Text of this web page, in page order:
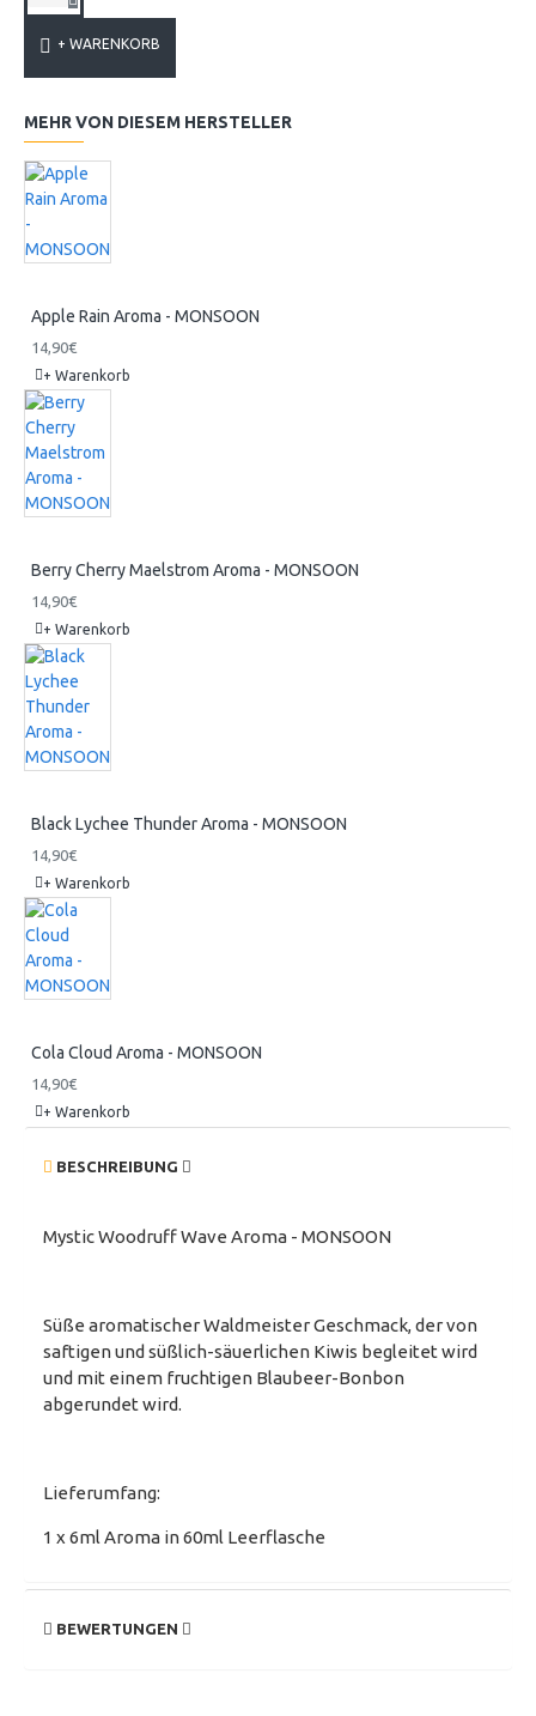
+ WARENKORB
MEHR VON DIESEM HERSTELLER
Apple Rain Aroma - MONSOON
14,90€
+ Warenkorb
Berry Cherry Maelstrom Aroma - MONSOON
14,90€
+ Warenkorb
Black Lychee Thunder Aroma - MONSOON
14,90€
+ Warenkorb
Cola Cloud Aroma - MONSOON
14,90€
+ Warenkorb
BESCHREIBUNG
Mystic Woodruff Wave Aroma - MONSOON
Süße aromatischer Waldmeister Geschmack, der von
saftigen und süßlich-säuerlichen Kiwis begleitet wird
und mit einem fruchtigen Blaubeer-Bonbon
abgerundet wird.
Lieferumfang:
1 x 6ml Aroma in 60ml Leerflasche
BEWERTUNGEN